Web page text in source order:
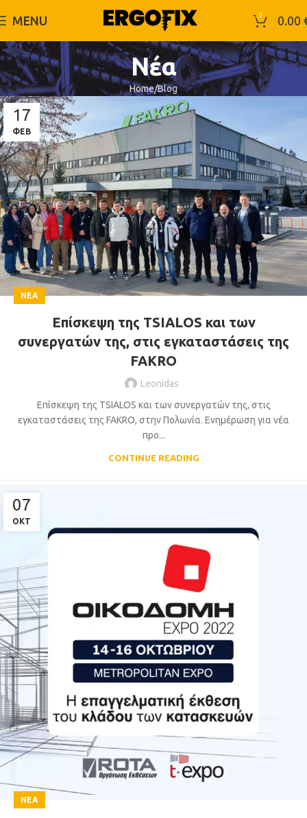
MENU 0 0.00
Νέα
Home Blog
17
ΦΕΒ
ΝΈΑ
Επίσκεψη της TSIALOS και των
συνεργατών της, στις εγκαταστάσεις της
FAKRO
Leonidas
Επίσκεψη της TSIALOS και των συνεργατών της, στις
εγκαταστάσεις της FAKRO, στην Πoλωνία. Ενημέρωση για νέα
προ...
CONTINUE READING
07
ΟΚΤ
ΝΈΑ